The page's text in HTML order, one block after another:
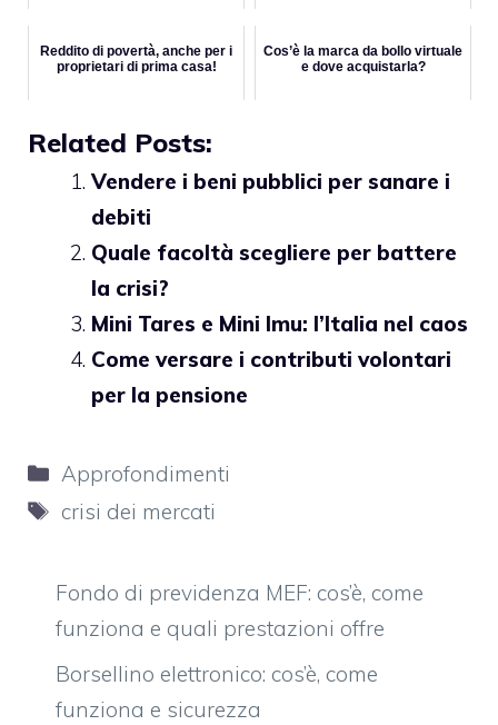
Reddito di povertà, anche per i
proprietari di prima casa!
Cos’è la marca da bollo virtuale
e dove acquistarla?
Related Posts:
Vendere i beni pubblici per sanare i
debiti
Quale facoltà scegliere per battere
la crisi?
Mini Tares e Mini Imu: l’Italia nel caos
Come versare i contributi volontari
per la pensione
Categorie
Approfondimenti
Tag
crisi dei mercati
Fondo di previdenza MEF: cos’è, come
funziona e quali prestazioni offre
Borsellino elettronico: cos’è, come
funziona e sicurezza